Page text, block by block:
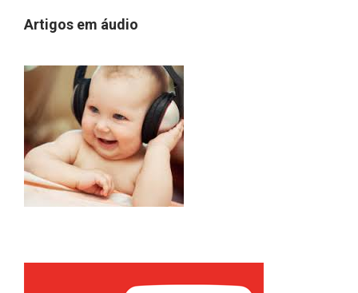
Artigos em áudio